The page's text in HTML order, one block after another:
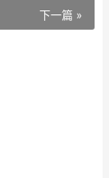
下一篇 »